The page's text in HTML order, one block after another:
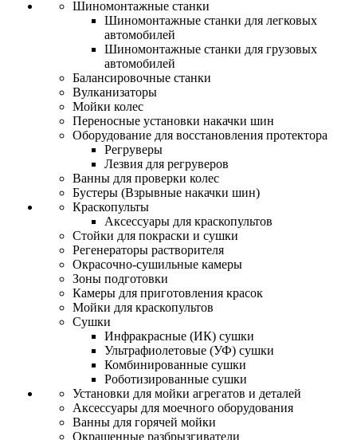
Шиномонтажные станки
Шиномонтажные станки для легковых
автомобилей
Шиномонтажные станки для грузовых
автомобилей
Балансировочные станки
Вулканизаторы
Мойки колес
Переносные установки накачки шин
Оборудование для восстановления протектора
Регруверы
Лезвия для регруверов
Ванны для проверки колес
Бустеры (Взрывные накачки шин)
Краскопульты
Аксессуары для краскопультов
Стойки для покраски и сушки
Регенераторы растворителя
Окрасочно-сушильные камеры
Зоны подготовки
Камеры для приготовления красок
Мойки для краскопультов
Сушки
Инфракрасные (ИК) сушки
Ультрафиолетовые (УФ) сушки
Комбинированные сушки
Роботизированные сушки
Установки для мойки агрегатов и деталей
Аксессуары для моечного оборудования
Ванны для горячей мойки
Окрашенные разбрызгиватели